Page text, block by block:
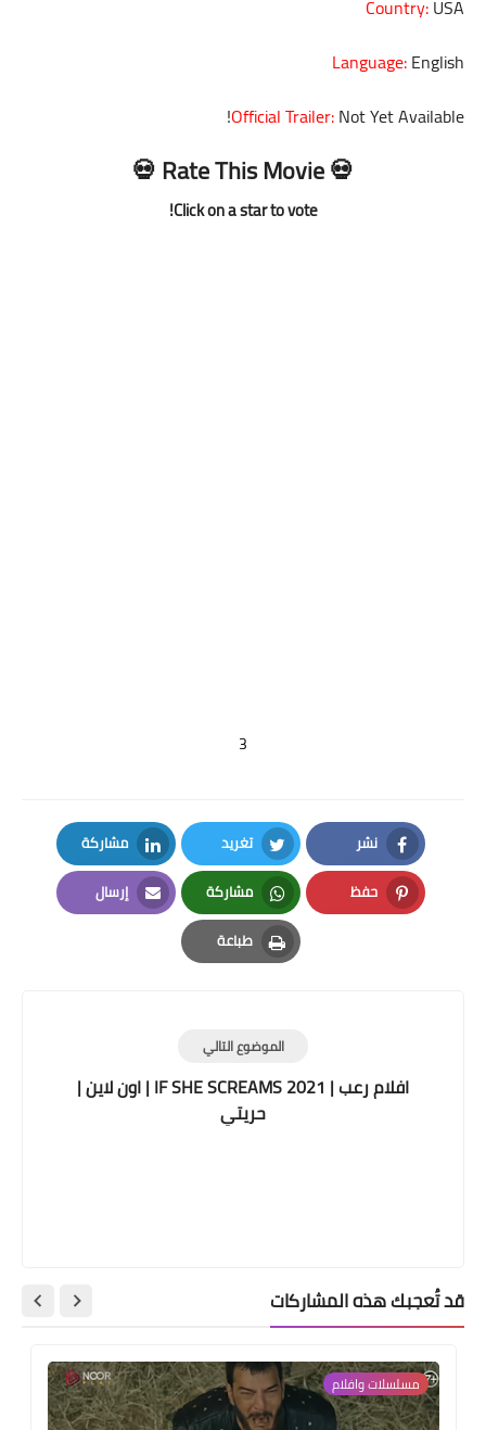
Country:USA
Language:English
Official Trailer:Not Yet Available!
💀 Rate This Movie 💀
Click on a star to vote!
3
نشر
Facebook
تغريد
Twitter
مشاركة
LinkedIn
حفظ
Pinterest
مشاركة
Whatsapp
إرسال
Email
طباعة
Print
الموضوع التالي
افلام رعب | IF SHE SCREAMS 2021 | اون لاين |
حريتي
قد تُعجبك هذه المشاركات
مسلسلات وافلام